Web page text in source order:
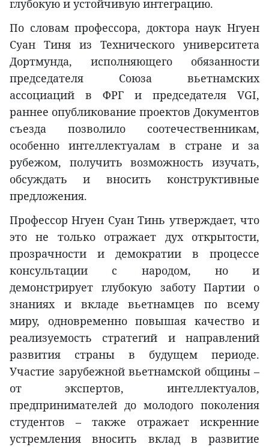
глубокую и устойчивую интеграцию.
По словам профессора, доктора наук Нгуен
Суан Тиня из Технического университета
Дортмунда, исполняющего обязанности
председателя Союза вьетнамских
ассоциаций в ФРГ и председателя VGI,
раннее опубликование проектов Документов
съезда позволило соотечественникам,
особенно интеллектуалам в стране и за
рубежом, получить возможность изучать,
обсуждать и вносить конструктивные
предложения.
Профессор Нгуен Суан Тинь утверждает, что
это не только отражает дух открытости,
прозрачности и демократии в процессе
консультации с народом, но и
демонстрирует глубокую заботу Партии о
знаниях и вкладе вьетнамцев по всему
миру, одновременно повышая качество и
реализуемость стратегий и направлений
развития страны в будущем периоде.
Участие зарубежной вьетнамской общины –
от экспертов, интеллектуалов,
предпринимателей до молодого поколения
студентов – также отражает искренние
устремления вносить вклад в развитие